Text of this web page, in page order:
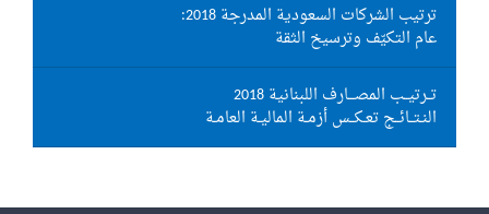
ترتيب الشركات السعودية المدرجة 2018:
عام التكيّف وترسيخ الثقة
تــرتيــب المصـــارف اللبنانية 2018
النـتــائــج تعـكــس أزمـة الماليـة العامـة